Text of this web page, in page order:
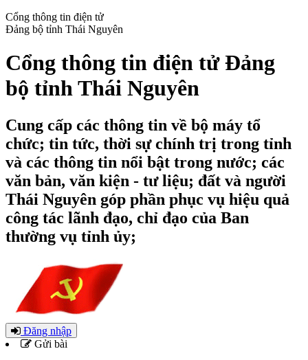
Cổng thông tin điện tử
Đảng bộ tỉnh Thái Nguyên
Cổng thông tin điện tử Đảng
bộ tỉnh Thái Nguyên
Cung cấp các thông tin về bộ máy tổ
chức; tin tức, thời sự chính trị trong tỉnh
và các thông tin nổi bật trong nước; các
văn bản, văn kiện - tư liệu; đất và người
Thái Nguyên góp phần phục vụ hiệu quả
công tác lãnh đạo, chỉ đạo của Ban
thường vụ tỉnh ủy;
Đăng nhập
Gửi bài